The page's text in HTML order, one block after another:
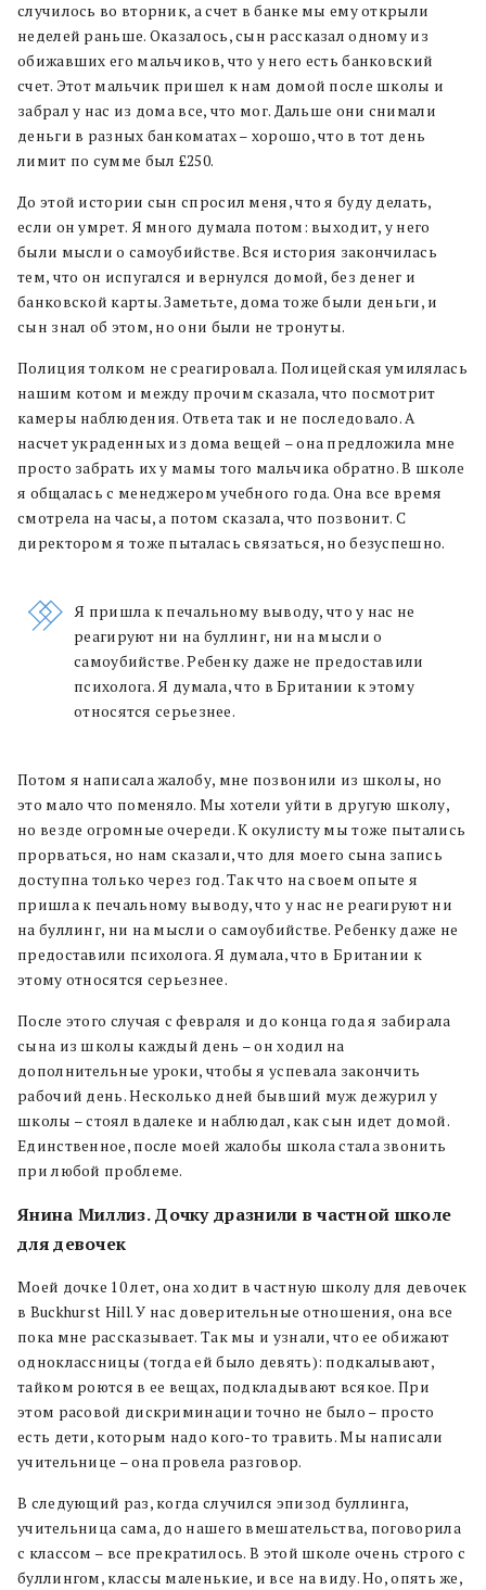
случилось во вторник, а счет в банке мы ему открыли
неделей раньше. Оказалось, сын рассказал одному из
обижавших его мальчиков, что у него есть банковский
счет. Этот мальчик пришел к нам домой после школы и
забрал у нас из дома все, что мог. Дальше они снимали
деньги в разных банкоматах – хорошо, что в тот день
лимит по сумме был £250.
До этой истории сын спросил меня, что я буду делать,
если он умрет. Я много думала потом: выходит, у него
были мысли о самоубийстве. Вся история закончилась
тем, что он испугался и вернулся домой, без денег и
банковской карты. Заметьте, дома тоже были деньги, и
сын знал об этом, но они были не тронуты.
Полиция толком не среагировала. Полицейская умилялась
нашим котом и между прочим сказала, что посмотрит
камеры наблюдения. Ответа так и не последовало. А
насчет украденных из дома вещей – она предложила мне
просто забрать их у мамы того мальчика обратно. В школе
я общалась с менеджером учебного года. Она все время
смотрела на часы, а потом сказала, что позвонит. С
директором я тоже пыталась связаться, но безуспешно.
Я пришла к печальному выводу, что у нас не
реагируют ни на буллинг, ни на мысли о
самоубийстве. Ребенку даже не предоставили
психолога. Я думала, что в Британии к этому
относятся серьезнее.
Потом я написала жалобу, мне позвонили из школы, но
это мало что поменяло. Мы хотели уйти в другую школу,
но везде огромные очереди. К окулисту мы тоже пытались
прорваться, но нам сказали, что для моего сына запись
доступна только через год. Так что на своем опыте я
пришла к печальному выводу, что у нас не реагируют ни
на буллинг, ни на мысли о самоубийстве. Ребенку даже не
предоставили психолога. Я думала, что в Британии к
этому относятся серьезнее.
После этого случая с февраля и до конца года я забирала
сына из школы каждый день – он ходил на
дополнительные уроки, чтобы я успевала закончить
рабочий день. Несколько дней бывший муж дежурил у
школы – стоял вдалеке и наблюдал, как сын идет домой.
Единственное, после моей жалобы школа стала звонить
при любой проблеме.
Янина Миллиз. Дочку дразнили в частной школе
для девочек
Моей дочке 10 лет, она ходит в частную школу для девочек
в Buckhurst Hill. У нас доверительные отношения, она все
пока мне рассказывает. Так мы и узнали, что ее обижают
одноклассницы (тогда ей было девять): подкалывают,
тайком роются в ее вещах, подкладывают всякое. При
этом расовой дискриминации точно не было – просто
есть дети, которым надо кого-то травить. Мы написали
учительнице – она провела разговор.
В следующий раз, когда случился эпизод буллинга,
учительница сама, до нашего вмешательства, поговорила
с классом – все прекратилось. В этой школе очень строго с
буллингом, классы маленькие, и все на виду. Но, опять же,